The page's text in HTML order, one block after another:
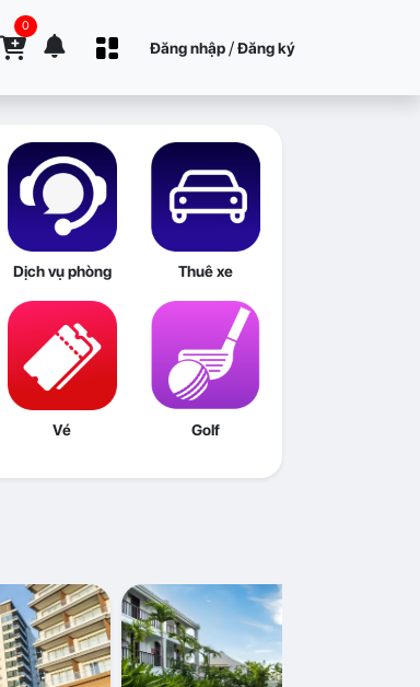
0
Đăng nhập /Đăng ký
Dịch vụ phòng Thuê xe
Vé Golf